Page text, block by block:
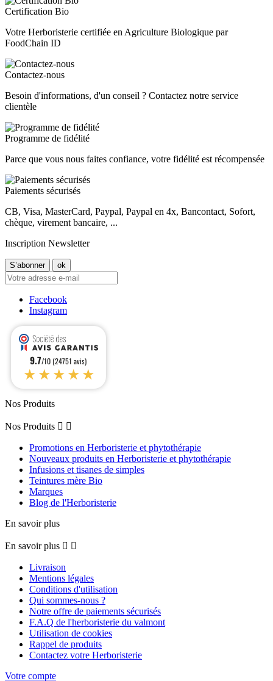
Certification Bio
Votre Herboristerie certifiée en Agriculture Biologique par
FoodChain ID
Contactez-nous
Besoin d'informations, d'un conseil ? Contactez notre service
clientèle
Programme de fidélité
Parce que vous nous faites confiance, votre fidélité est récompensée
Paiements sécurisés
CB, Visa, MasterCard, Paypal, Paypal en 4x, Bancontact, Sofort,
chèque, virement bancaire, ...
Inscription Newsletter
Facebook
Instagram
9.7/10 (24751 avis)
★★★★★
Nos Produits
Nos Produits  
Promotions en Herboristerie et phytothérapie
Nouveaux produits en Herboristerie et phytothérapie
Infusions et tisanes de simples
Teintures mère Bio
Marques
Blog de l'Herboristerie
En savoir plus
En savoir plus  
Livraison
Mentions légales
Conditions d'utilisation
Qui sommes-nous ?
Notre offre de paiements sécurisés
F.A.Q de l'herboristerie du valmont
Utilisation de cookies
Rappel de produits
Contactez votre Herboristerie
Votre compte